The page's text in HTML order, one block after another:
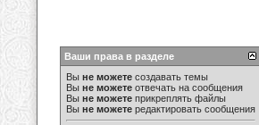
Ваши права в разделе
Вы не можете создавать темы
Вы не можете отвечать на сообщения
Вы не можете прикреплять файлы
Вы не можете редактировать сообщения